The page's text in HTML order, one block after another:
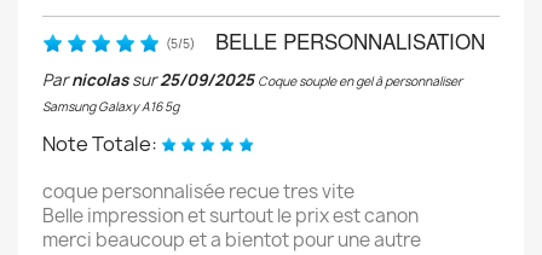
(5/5) BELLE PERSONNALISATION
Parnicolassur25/09/2025 Coque souple en gel à personnaliser
Samsung Galaxy A16 5g
Note Totale:
coque personnalisée recue tres vite
Belle impression et surtout le prix est canon
merci beaucoup et a bientot pour une autre